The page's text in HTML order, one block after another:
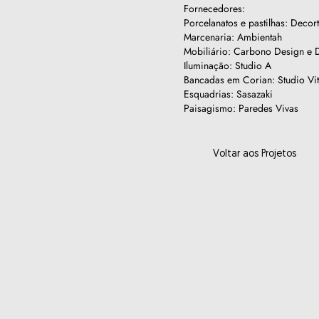
Fornecedores:
Porcelanatos e pastilhas:
Marcenaria: Ambientah
Mobiliário: Carbono Design e
Iluminação: Studio A
Bancadas em Corian: Studio
Esquadrias: Sasazaki
Paisagismo: Paredes Vivas
Voltar aos Projetos